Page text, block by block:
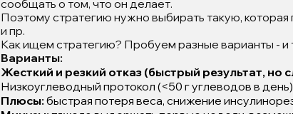
сообщать о том, что он делает.
Поэтому стратегию нужно выбирать такую,
и пр.
Как ищем стратегию? Пробуем разные варианты - и
Варианты:
Жесткий и резкий отказ (быстрый результат, но
Низкоуглеводный протокол (<50 г углеводов в день)
Плюсы: быстрая потеря веса, снижение